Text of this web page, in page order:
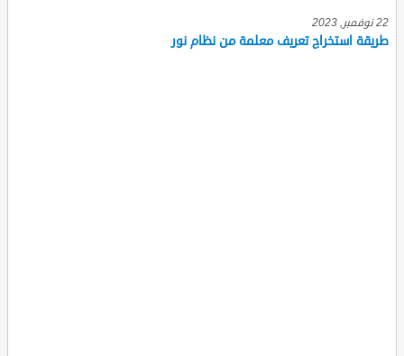
22 نوفمبر, 2023
طريقة استخراج تعريف معلمة من نظام نور